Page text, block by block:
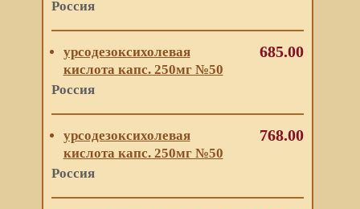
Россия
урсодезоксихолевая
кислота капс. 250мг №50
Россия
685.00
урсодезоксихолевая
кислота капс. 250мг №50
Россия
768.00